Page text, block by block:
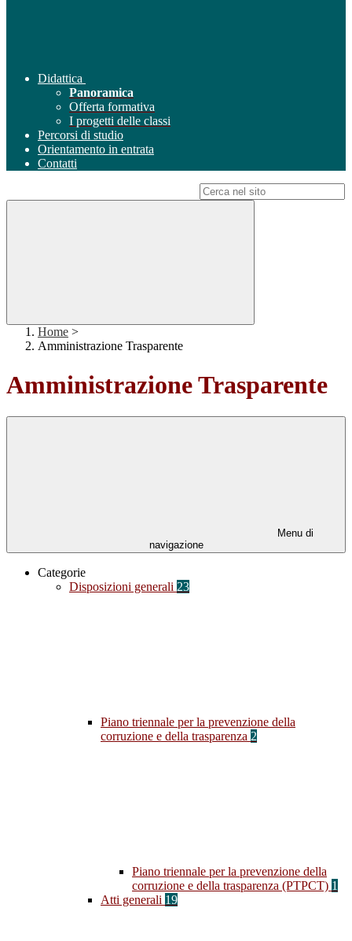
Didattica
Panoramica
Offerta formativa
I progetti delle classi
Percorsi di studio
Orientamento in entrata
Contatti
Home >
Amministrazione Trasparente
Amministrazione Trasparente
Menu di
navigazione
Categorie
Disposizioni generali 23
Piano triennale per la prevenzione della
corruzione e della trasparenza 2
Piano triennale per la prevenzione della
corruzione e della trasparenza (PTPCT) 1
Atti generali 19